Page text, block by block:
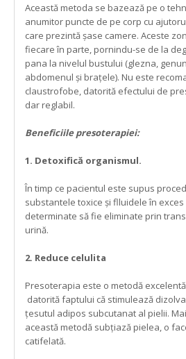
Această metoda se bazează pe o
anumitor puncte de pe corp cu
care prezintă șase camere. Aceste
fiecare în parte, pornindu-se de la
pana la nivelul bustului (glezna,
abdomenul și brațele). Nu este
claustrofobe, datorită efectului de
dar reglabil.
Beneficiile presoterapiei:
1. Detoxifică organismul.
În timp ce pacientul este supus
substantele toxice și flluidele în
determinate să fie eliminate prin
urină.
2. Reduce celulita
Presoterapia este o metodă
datorită faptului că stimulează
țesutul adipos subcutanat al pielii.
această metodă subțiază pielea, o
catifelată.